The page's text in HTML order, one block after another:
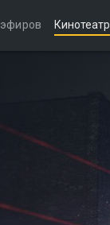
Кинотеатр